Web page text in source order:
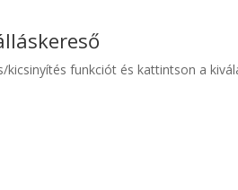
kicsinyítés funkciót és kattintson a